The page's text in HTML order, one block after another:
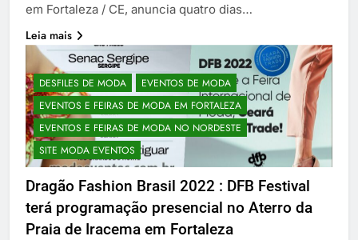
em Fortaleza / CE, anuncia quatro dias…
Leia mais
DESFILES DE MODA
EVENTOS DE MODA
EVENTOS E FEIRAS DE MODA EM FORTALEZA
EVENTOS E FEIRAS DE MODA NO NORDESTE
SITE MODA EVENTOS
Dragão Fashion Brasil 2022 : DFB Festival
terá programação presencial no Aterro da
Praia de Iracema em Fortaleza